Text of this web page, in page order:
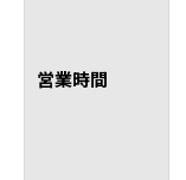
営業時間